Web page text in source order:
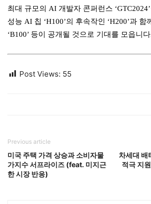
최대 규모의 AI 개발자 콘퍼런스
성능 AI 칩 ‘H100’의 후속작인 ‘H200’과 함
‘B100’ 등이 공개될 것으로 기대를 모읍니
Post Views: 55
Previous article
미국 주택 가격 상승과 소비자물
가지수 서프라이즈 (feat. 미지근
한 시장 반응)
차세대 배
적극 지